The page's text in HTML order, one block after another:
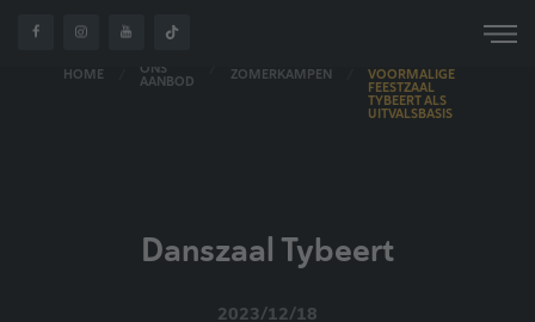
HOME ONS
AANBOD ZOMERKAMPEN VOORMALIGE
FEESTZAAL
TYBEERT ALS
UITVALSBASIS
Danszaal Tybeert
2023/12/18